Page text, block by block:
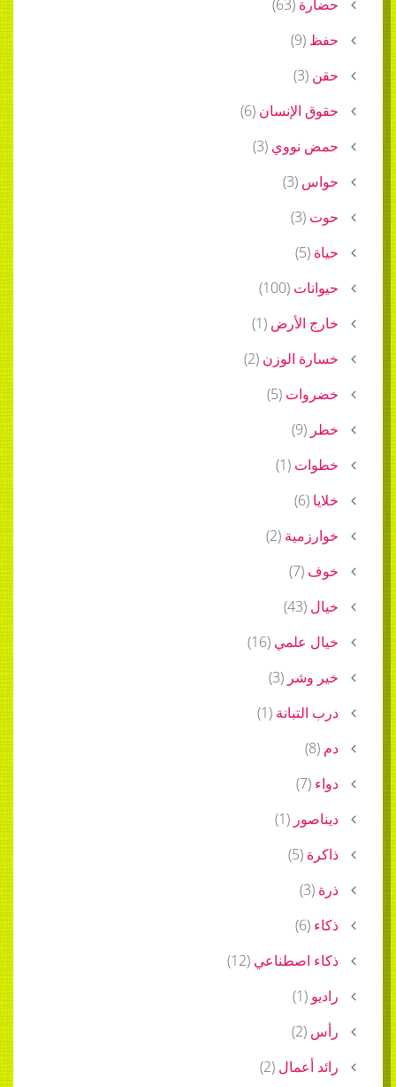
حضارة (
63
)
حفظ (
9
)
حقن (
3
)
حقوق الإنسان (
6
)
حمض نووي (
3
)
حواس (
3
)
حوت (
3
)
حياة (
5
)
حيوانات (
100
)
خارج الأرض (
1
)
خسارة الوزن (
2
)
خضروات (
5
)
خطر (
9
)
خطوات (
1
)
خلايا (
6
)
خوارزمية (
2
)
خوف (
7
)
خيال (
43
)
خيال علمي (
16
)
خير وشر (
3
)
درب التبانة (
1
)
دم (
8
)
دواء (
7
)
ديناصور (
1
)
ذاكرة (
5
)
ذرة (
3
)
ذكاء (
6
)
ذكاء اصطناعي (
12
)
راديو (
1
)
رأس (
2
)
رائد أعمال (
2
)